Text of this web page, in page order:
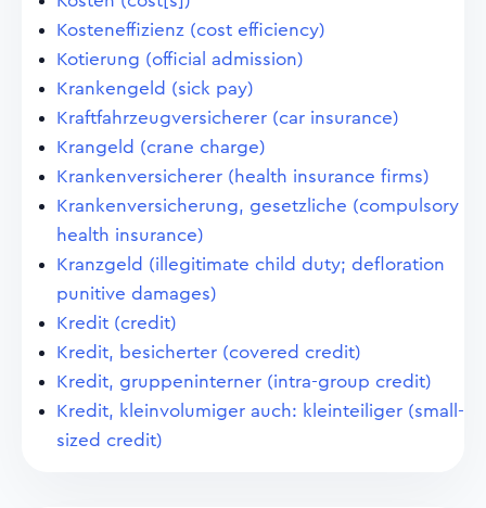
Kosteneffizienz (cost efficiency)
Kotierung (official admission)
Krankengeld (sick pay)
Kraftfahrzeugversicherer (car insurance)
Krangeld (crane charge)
Krankenversicherer (health insurance firms)
Krankenversicherung, gesetzliche (compulsory
health insurance)
Kranzgeld (illegitimate child duty; defloration
punitive damages)
Kredit (credit)
Kredit, besicherter (covered credit)
Kredit, gruppeninterner (intra-group credit)
Kredit, kleinvolumiger auch: kleinteiliger (small-
sized credit)